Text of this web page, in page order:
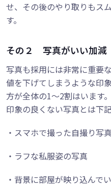
せ、その後のやり取りもス
す。
その２ 写真がいい加減
写真も採用には非常に重要
値を下げてしまうような印
方が全体の1～2割はいます。
印象の良くない写真とは下
・スマホで撮った自撮り写真
・ラフな私服姿の写真
・背景に部屋が映り込んで